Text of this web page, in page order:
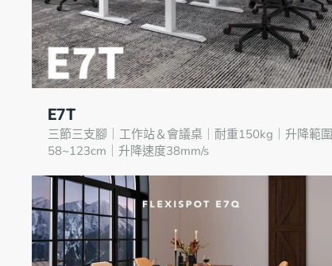
E7T
三節三支腳｜工作站＆會議桌｜耐重150kg｜升降範圍
58~123cm｜升降速度38mm/s